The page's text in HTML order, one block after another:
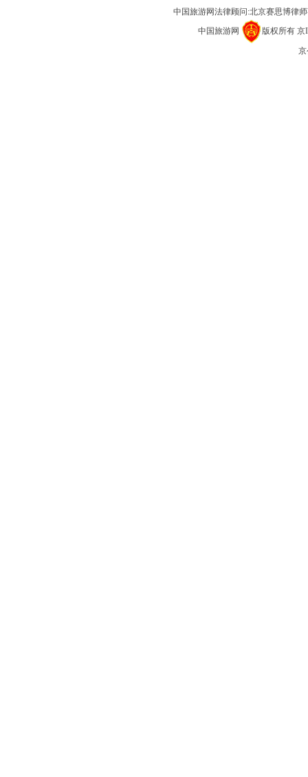
中国旅游网法律顾问:北京赛思博律
中国旅游网
版权所有京
京